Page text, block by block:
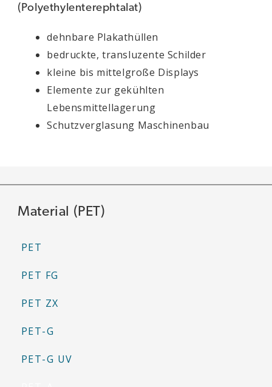
Material (PET)
PET
PET FG
PET ZX
PET-G
PET-G UV
(Polyethylenterephtalat)
dehnbare Plakathüllen
bedruckte, transluzente Schilder
kleine bis mittelgroße Displays
Elemente zur gekühlten
Lebensmittellagerung
Schutzverglasung Maschinenbau